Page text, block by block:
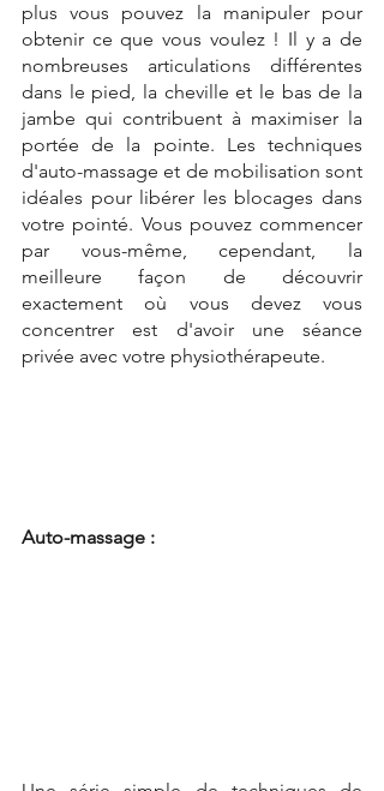
plus vous pouvez la manipuler pour
obtenir ce que vous voulez ! Il y a de
nombreuses articulations différentes
dans le pied, la cheville et le bas de la
jambe qui contribuent à maximiser la
portée de la pointe. Les techniques
d'auto-massage et de mobilisation sont
idéales pour libérer les blocages dans
votre pointé. Vous pouvez commencer
par vous-même, cependant, la
meilleure façon de découvrir
exactement où vous devez vous
concentrer est d'avoir une séance
privée avec votre physiothérapeute.
Auto-massage :